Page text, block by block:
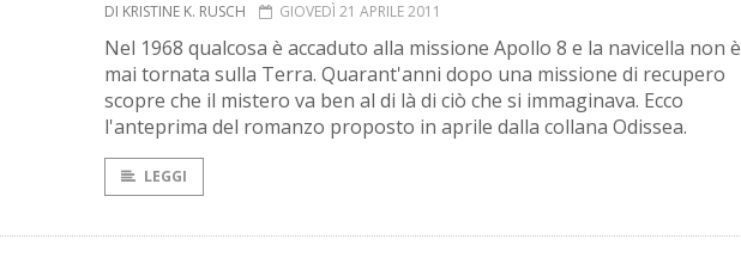
DI KRISTINE K. RUSCH GIOVEDÌ 21 APRILE 2011
Nel 1968 qualcosa è accaduto alla missione Apollo 8 e la navicella non è
mai tornata sulla Terra. Quarant'anni dopo una missione di recupero
scopre che il mistero va ben al di là di ciò che si immaginava. Ecco
l'anteprima del romanzo proposto in aprile dalla collana Odissea.
LEGGI